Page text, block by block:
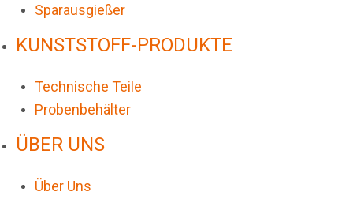
Sparausgießer
KUNSTSTOFF-PRODUKTE
Technische Teile
Probenbehälter
ÜBER UNS
Über Uns